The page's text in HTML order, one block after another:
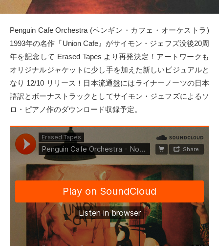
instagram
Tumblr
to indienative
Penguin Cafe Orchestra (ペンギン・カフェ・オーケストラ)
1993年の名作『Union Cafe』がサイモン・ジェフズ没後20周
年を記念して Erased Tapes より再発決定！アートワークも
オリジナルジャケットに少し手を加えた新しいビジュアルと
なり 12/10 リリース！日本流通盤にはライナーノーツの日本
語訳とボーナストラックとしてサイモン・ジェフズによるソ
ロ・ピアノ作のダウンロード収録予定。